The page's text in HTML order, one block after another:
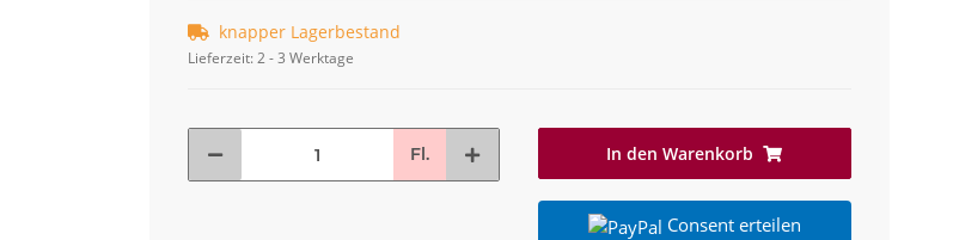
knapper Lagerbestand
Lieferzeit:2 - 3 Werktage
Fl. In den Warenkorb
Consent erteilen